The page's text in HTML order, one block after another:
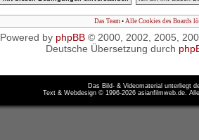
Das Team • Alle Cookies des Boards
Powered by phpBB© 2000, 2002, 2005,
Deutsche Übersetzung durch
Das Bild- & Videomaterial unterliegt
Text & Webdesign © 1996-2026 asianfilmweb.de.